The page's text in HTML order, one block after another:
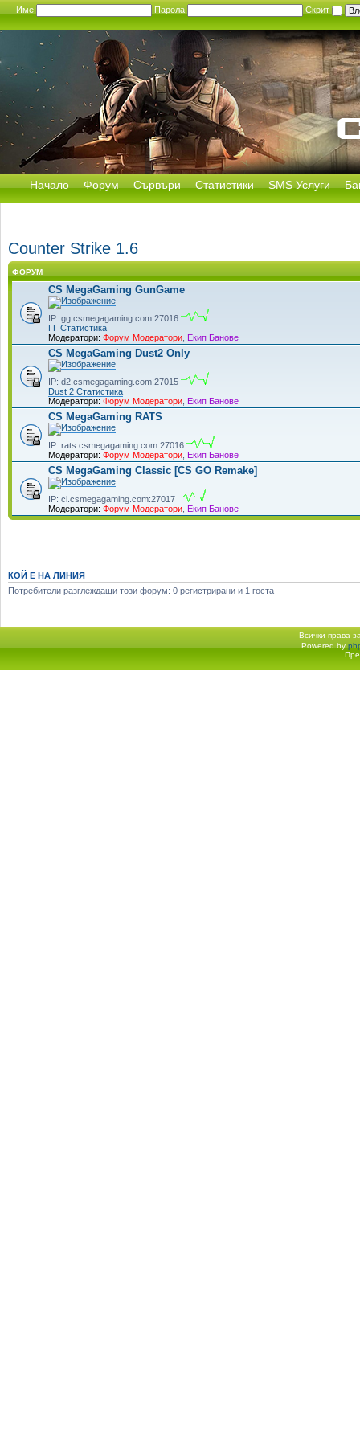
Име: Парола: Скрит
Начало Форум Сървъри Статистики SMS Услуги
Counter Strike 1.6
ФОРУМ
CS MegaGaming GunGame
IP: gg.csmegagaming.com:27016
ГГ Статистика
Модератори: Форум Модератори Екип Банове
CS MegaGaming Dust2 Only
IP: d2.csmegagaming.com:27015
Dust 2 Статистика
Модератори: Форум Модератори Екип Банове
CS MegaGaming RATS
IP: rats.csmegagaming.com:27016
Модератори: Форум Модератори Екип Банове
CS MegaGaming Classic [CS GO Remake]
IP: cl.csmegagaming.com:27017
Модератори: Форум Модератори Екип Банове
КОЙ Е НА ЛИНИЯ
Потребители разглеждащи този форум: 0 регистрирани и 1 госта
Всички права
Начало форум Powered by